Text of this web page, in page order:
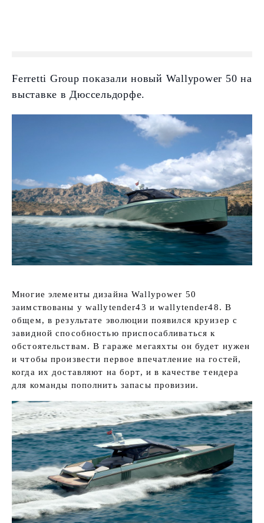
Ferretti Group показали новый Wallypower 50 на
выставке в Дюссельдорфе.
Многие элементы дизайна Wallypower 50
заимствованы у wallytender43 и wallytender48. В
общем, в результате эволюции появился круизер с
завидной способностью приспосабливаться к
обстоятельствам. В гараже мегаяхты он будет нужен
и чтобы произвести первое впечатление на гостей,
когда их доставляют на борт, и в качестве тендера
для команды пополнить запасы провизии.